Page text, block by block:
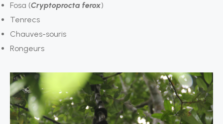
Fosa (Cryptoprocta ferox)
Tenrecs
Chauves-souris
Rongeurs